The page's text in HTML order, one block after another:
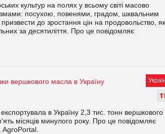
культур на полях у всьому світі масово
посухою, повенями, градом, шквальним
до зростання цін на продовольство,
за десятиліття. Про це повідомляє
Т
вершкового масла в Україну
експортувала в Україну 2,3 тис. тонн вершкового
місяців минулого року. Про це повідомляє